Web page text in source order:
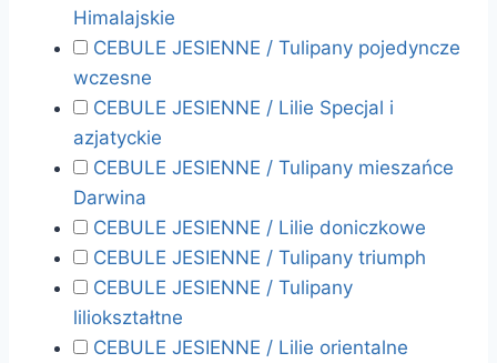
Himalajskie
CEBULE JESIENNE / Tulipany pojedyncze
wczesne
CEBULE JESIENNE / Lilie Specjal i
azjatyckie
CEBULE JESIENNE / Tulipany mieszańce
Darwina
CEBULE JESIENNE / Lilie doniczkowe
CEBULE JESIENNE / Tulipany triumph
CEBULE JESIENNE / Tulipany
liliokształtne
CEBULE JESIENNE / Lilie orientalne